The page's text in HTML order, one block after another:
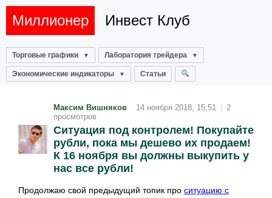
Миллионер Инвест Клуб
Торговые графики Лаборатория трейдера
Экономические индикаторы Статьи
Максим Вишняков 14 ноября 2018, 15:51
2
просмотров
Ситуация под контролем! Покупайте
рубли, пока мы дешево их продаем!
К 16 ноября вы должны выкупить у
нас все рубли!
Продолжаю свой предыдущий топик про ситуацию с